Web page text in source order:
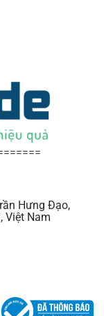
Hưng Đạo,
Việt Nam